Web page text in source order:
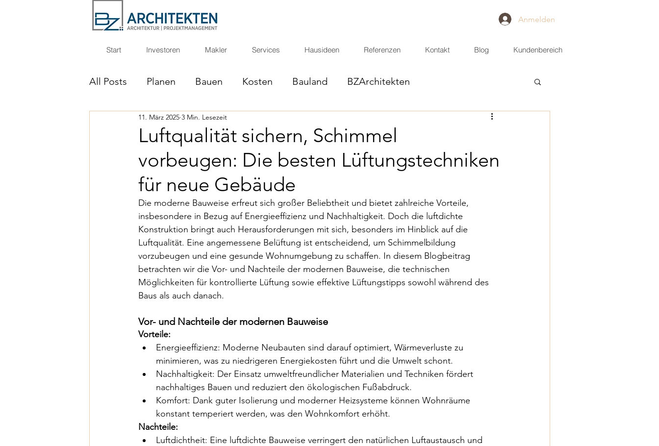
Anmelden
Start Investoren Makler Services Hausideen Referenzen Kontakt Blog Kundenbereich
All Posts Planen Bauen Kosten Bauland BZArchitekten
Unser Ausbaustandart Finanzieren
Luftqualität sichern, Schimmel
vorbeugen: Die besten Lüftungstechniken
für neue Gebäude
11. März 2025 3 Min. Lesezeit
Die moderne Bauweise erfreut sich großer Beliebtheit und bietet zahlreiche Vorteile,
insbesondere in Bezug auf Energieeffizienz und Nachhaltigkeit. Doch die luftdichte
Konstruktion bringt auch Herausforderungen mit sich, besonders im Hinblick auf die
Luftqualität. Eine angemessene Belüftung ist entscheidend, um Schimmelbildung
vorzubeugen und eine gesunde Wohnumgebung zu schaffen. In diesem Blogbeitrag
betrachten wir die Vor- und Nachteile der modernen Bauweise, die technischen
Möglichkeiten für kontrollierte Lüftung sowie effektive Lüftungstipps sowohl während des
Baus als auch danach.
Vor- und Nachteile der modernen Bauweise
Vorteile:
Energieeffizienz: Moderne Neubauten sind darauf optimiert, Wärmeverluste zu
minimieren, was zu niedrigeren Energiekosten führt und die Umwelt schont.
Nachhaltigkeit: Der Einsatz umweltfreundlicher Materialien und Techniken fördert
nachhaltiges Bauen und reduziert den ökologischen Fußabdruck.
Komfort: Dank guter Isolierung und moderner Heizsysteme können Wohnräume
konstant temperiert werden, was den Wohnkomfort erhöht.
Nachteile:
Luftdichtheit: Eine luftdichte Bauweise verringert den natürlichen Luftaustausch und